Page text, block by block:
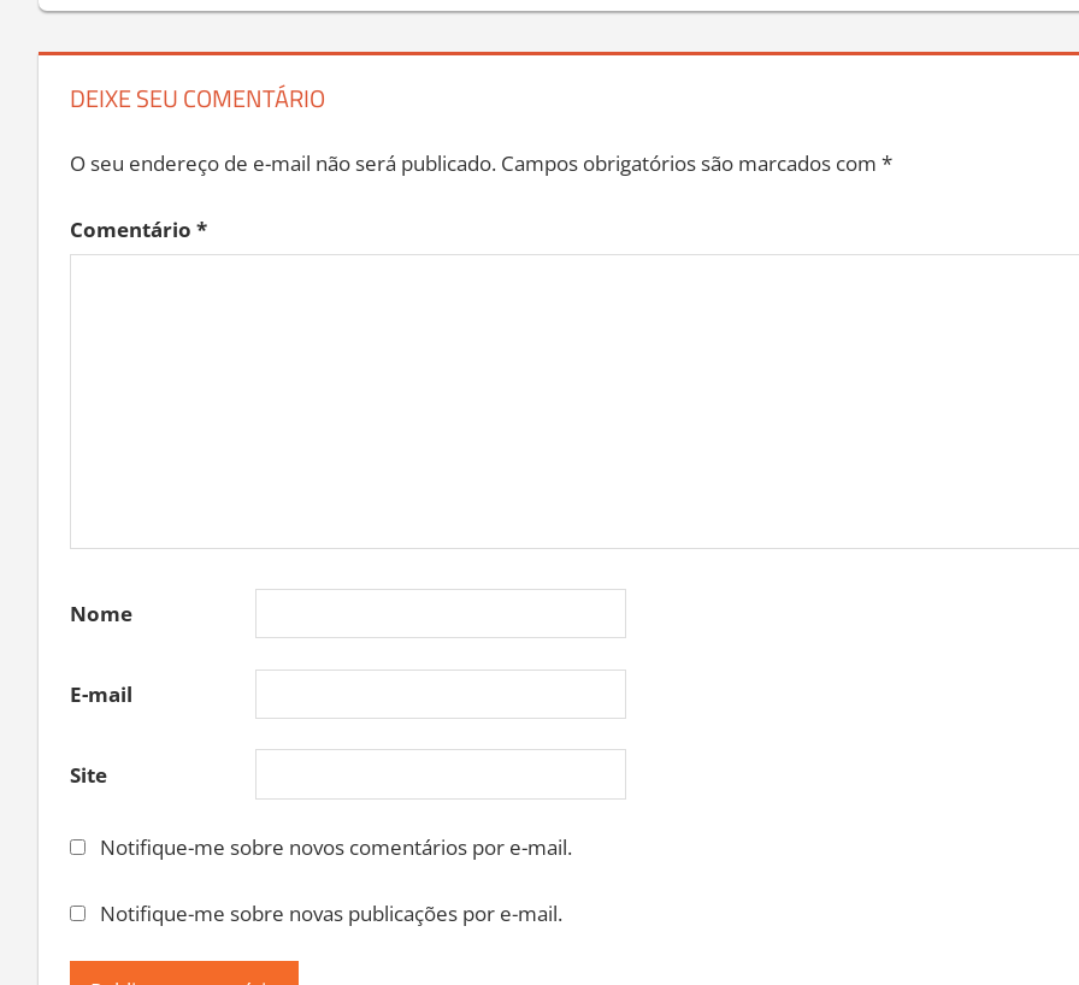
Post
DEIXE SEU COMENTÁRIO
O seu endereço de e-mail não será publicado. Campos obrigatórios são marcados com *
Comentário *
Nome
E-mail
Site
Notifique-me sobre novos comentários por e-mail.
Notifique-me sobre novas publicações por e-mail.